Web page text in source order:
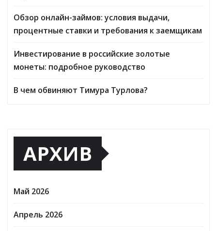
Обзор онлайн-займов: условия выдачи,
процентные ставки и требования к заемщикам
Инвестирование в российские золотые
монеты: подробное руководство
В чем обвиняют Тимура Турлова?
АРХИВ
Май 2026
Апрель 2026